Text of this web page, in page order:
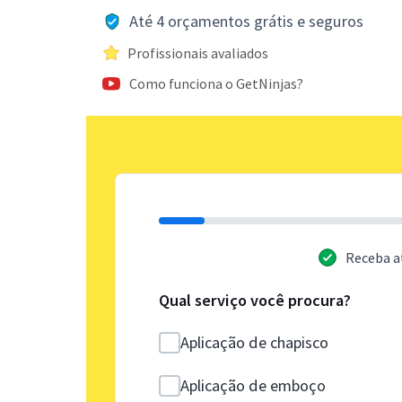
Até 4 orçamentos grátis e seguros
Profissionais avaliados
Como funciona o GetNinjas?
Receba
Qual serviço você procura?
Aplicação de chapisco
Aplicação de emboço